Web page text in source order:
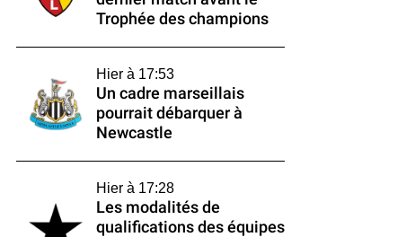
Trophée des champions
Hier à 17:53
Un cadre marseillais
pourrait débarquer à
Newcastle
Hier à 17:28
Les modalités de
qualifications des équipes